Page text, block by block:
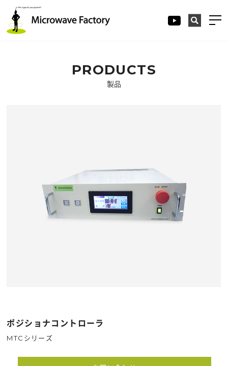
PRODUCTS
製品
ポジショナコントローラ
MTCシリーズ